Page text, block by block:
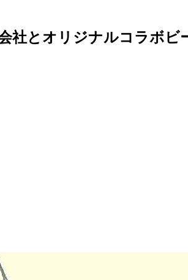
社とオリジナルコラボ